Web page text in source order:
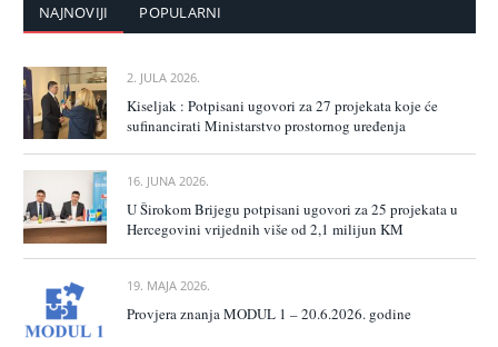
NAJNOVIJI POPULARNI
2. JULA 2026.
Kiseljak : Potpisani ugovori za 27 projekata koje će
sufinancirati Ministarstvo prostornog uređenja
16. JUNA 2026.
U Širokom Brijegu potpisani ugovori za 25 projekata u
Hercegovini vrijednih više od 2,1 milijun KM
19. MAJA 2026.
Provjera znanja MODUL 1 – 20.6.2026. godine